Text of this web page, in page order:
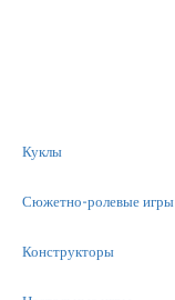
Куклы
Сюжетно-ролевые игры
Конструкторы